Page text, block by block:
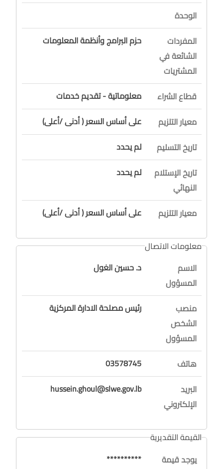
الوحدة
المفردات
الشائعة في
المشتريات
حزم البرامج وأنظمة المعلومات
قطاع الشراء
معلوماتية - تقديم خدمات
معيار التلزيم
على أساس السعر ( أدنى /أعلى)
تاريخ التسليم
لم يحدد
تاريخ الإستلام
النهائي
لم يحدد
معيار التلزيم على أساس السعر ( أدنى /أعلى)
معلومات الاتصال
الاسم
المسؤول
د. حسين الغول
منصب
الشخص
المسؤول
رئيس مصلحة الادارة المركزية
هاتف
03578745
البريد
الإلكتروني
hussein.ghoul@slwe.gov.lb
القيمة التقديرية
يوجد قيمة
**********